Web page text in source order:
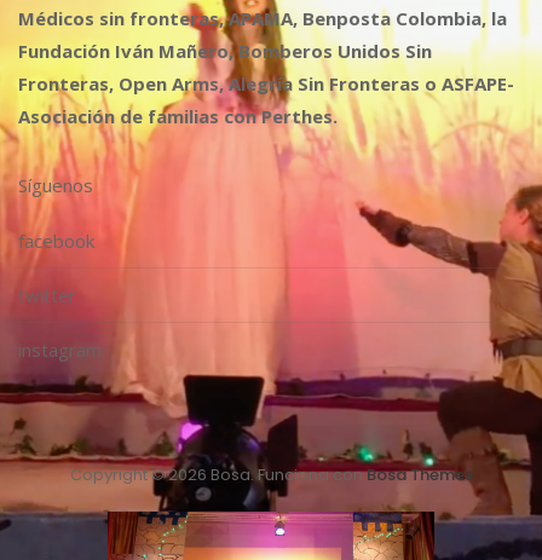
Médicos sin fronteras, APAMA, Benposta Colombia, la
Fundación Iván Mañero, Bomberos Unidos Sin
Fronteras, Open Arms, Alegría Sin Fronteras o ASFAPE-
Asociación de familias con Perthes.
Síguenos
facebook
twitter
instagram
Copyright © 2026 Bosa. Funciona conBosa Themes